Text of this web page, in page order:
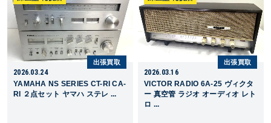
出張買取
2026.03.24
YAMAHA NS SERIES CT-RI CA-
RI ２点セット ヤマハ ステレ ...
出張買取
2026.03.16
VICTOR RADIO 6A-25 ヴィクタ
ー 真空管 ラジオ オーディオ レト
ロ ...